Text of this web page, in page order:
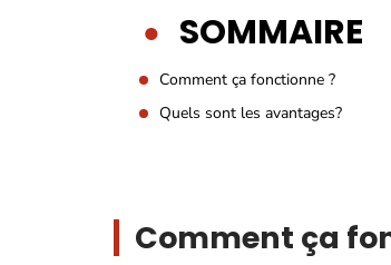
SOMMAIRE
Comment ça fonctionne ?
Quels sont les avantages?
Comment ça